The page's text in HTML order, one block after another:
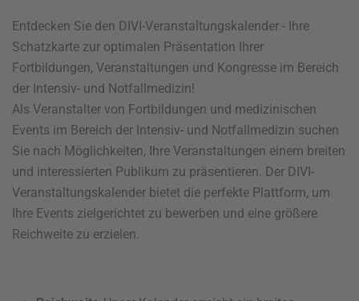
Entdecken Sie den DIVI-Veranstaltungskalender - Ihre
Schatzkarte zur optimalen Präsentation Ihrer
Fortbildungen, Veranstaltungen und Kongresse im Bereich
der Intensiv- und Notfallmedizin!
Als Veranstalter von Fortbildungen und medizinischen
Events im Bereich der Intensiv- und Notfallmedizin suchen
Sie nach Möglichkeiten, Ihre Veranstaltungen einem breiten
und interessierten Publikum zu präsentieren. Der DIVI-
Veranstaltungskalender bietet die perfekte Plattform, um
Ihre Events zielgerichtet zu bewerben und eine größere
Reichweite zu erzielen.